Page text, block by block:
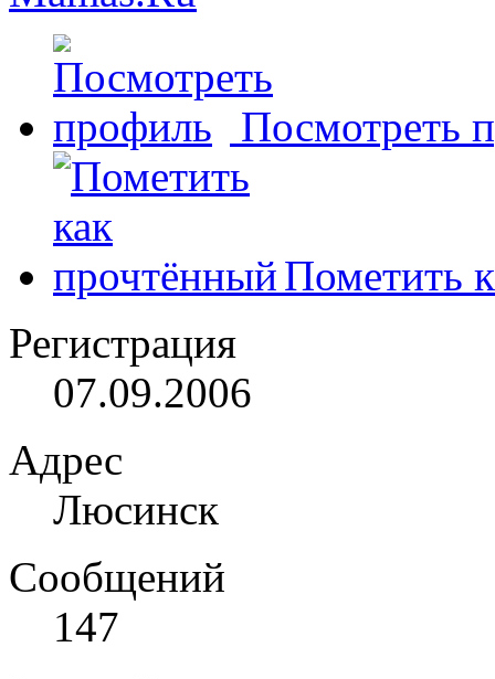
Посмотреть
Пометить
Регистрация
07.09.2006
Адрес
Люсинск
Сообщений
147